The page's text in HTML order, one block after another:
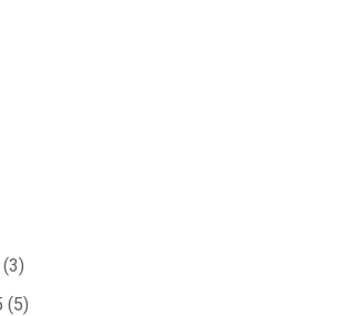
(3)
(5)